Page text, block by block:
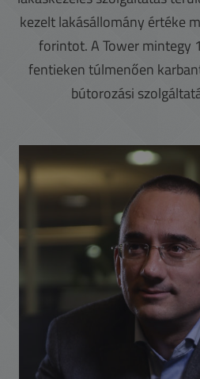
kezelt lakásállomány értéke
forintot. A Tower mintegy
fentieken túlmenően
bútorozási